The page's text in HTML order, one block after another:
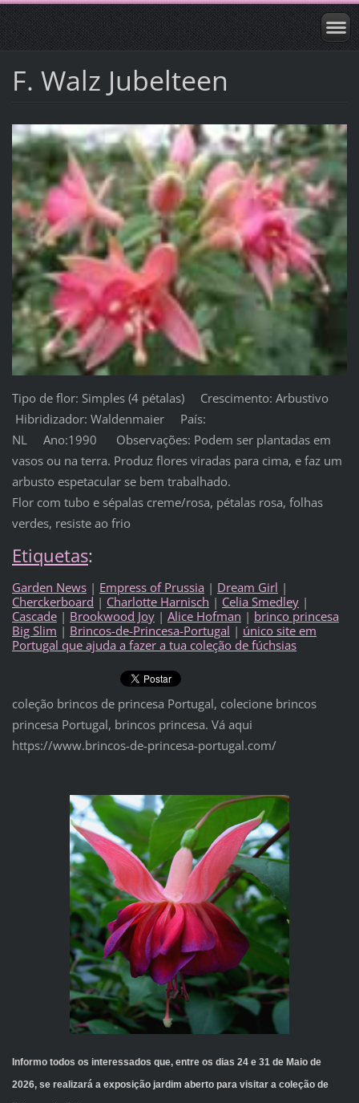
F. Walz Jubelteen
Tipo de flor: Simples (4 pétalas) Crescimento: Arbustivo
Hibridizador: Waldenmaier País:
NL Ano:1990 Observações: Podem ser plantadas em
vasos ou na terra. Produz flores viradas para cima, e faz um
arbusto espetacular se bem trabalhado.
Flor com tubo e sépalas creme/rosa, pétalas rosa, folhas
verdes, resiste ao frio
Etiquetas:
Garden News | Empress of Prussia | Dream Girl |
Cherckerboard | Charlotte Harnisch | Celia Smedley |
Cascade | Brookwood Joy | Alice Hofman | brinco princesa
Big Slim | Brincos-de-Princesa-Portugal | único site em
Portugal que ajuda a fazer a tua coleção de fúchsias
coleção brincos de princesa Portugal, colecione brincos
princesa Portugal, brincos princesa. Vá aqui
https://www.brincos-de-princesa-portugal.com/
Informo todos os interessados que, entre os dias 24 e 31 de Maio de
2026, se realizará a exposição jardim aberto para visitar a coleção de